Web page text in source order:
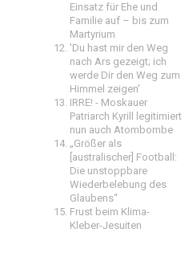
Einsatz für Ehe und
Familie auf – bis zum
Martyrium
'Du hast mir den Weg
nach Ars gezeigt; ich
werde Dir den Weg zum
Himmel zeigen'
IRRE! - Moskauer
Patriarch Kyrill legitimiert
nun auch Atombombe
„Größer als
[australischer] Football:
Die unstoppbare
Wiederbelebung des
Glaubens“
Frust beim Klima-
Kleber-Jesuiten